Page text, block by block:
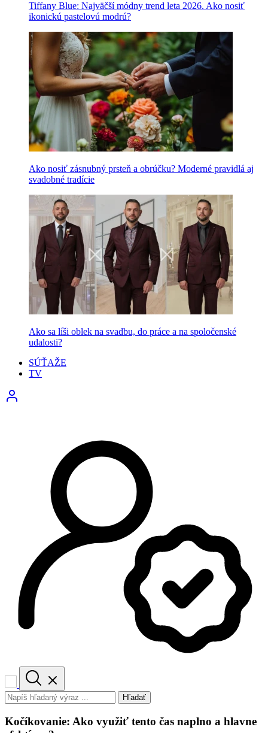
Tiffany Blue: Najväčší módny trend leta 2026. Ako nosiť
ikonickú pastelovú modrú?
Ako nosiť zásnubný prsteň a obrúčku? Moderné pravidlá aj
svadobné tradície
Ako sa líši oblek na svadbu, do práce a na spoločenské
udalosti?
SÚŤAŽE
TV
Hľadať
Kočíkovanie: Ako využiť tento čas naplno a hlavne